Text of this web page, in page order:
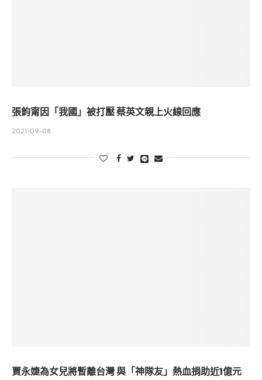
張鈞甯因「我國」被打壓 蔡英文親上火線回應
2021-09-08
賈永婕為女兒將暫離台灣 與「神隊友」熱血捐助近1億元